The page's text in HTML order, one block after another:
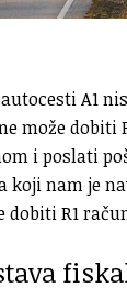
A1
može dobiti
i poslati
koji nam je
dobiti R1